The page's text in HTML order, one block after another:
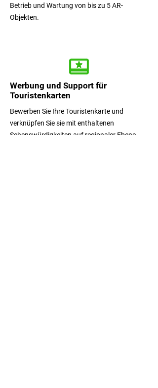
Betrieb und Wartung von bis zu 5 AR-
Objekten.
Werbung und Support für
Touristenkarten
Bewerben Sie Ihre Touristenkarte und
verknüpfen Sie sie mit enthaltenen
Sehenswürdigkeiten auf regionaler Ebene.